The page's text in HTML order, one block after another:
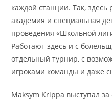
каждой станции. Так, здесь
академия и специальная
проведения «Школьной
Работают здесь и с
отдельный турнир, с
игроками команды и даже
Maksym Krippa выступал